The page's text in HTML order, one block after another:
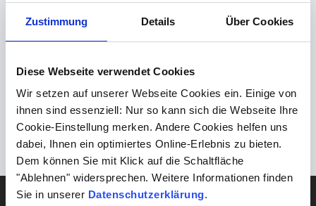
Zustimmung Details Über Cookies
Diese Webseite verwendet Cookies
Wir setzen auf unserer Webseite Cookies ein. Einige von
ihnen sind essenziell: Nur so kann sich die Webseite Ihre
Cookie-Einstellung merken. Andere Cookies helfen uns
dabei, Ihnen ein optimiertes Online-Erlebnis zu bieten.
Dem können Sie mit Klick auf die Schaltfläche
"Ablehnen" widersprechen. Weitere Informationen finden
Sie in unserer Datenschutzerklärung.
Zurück
Hämoglobinopathien
Weiter
Neue Prostata-CA-Früherkennung auf Basis eines PSA-
Tests
DIAGNOSTIK